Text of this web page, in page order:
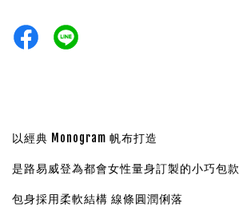
以經典 Monogram 帆布打造
是路易威登為都會女性量身訂製的小巧包款
包身採用柔軟結構 線條圓潤俐落